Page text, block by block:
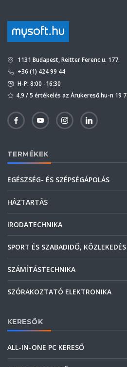
1131 Budapest, Reitter Ferenc u. 177.
+36 (1) 424 99 44
H-P: 8:00 -16:30
4,9 / 5 értékelés az Árukereső.hu-n 19
TERMÉKEK
EGÉSZSÉG- ÉS SZÉPSÉGÁPOLÁS
HÁZTARTÁS
IRODATECHNIKA
SPORT ÉS SZABADIDŐ, KÖZLEKEDÉS
SZÁMÍTÁSTECHNIKA
SZÓRAKOZTATÓ ELEKTRONIKA
KERESŐK
ALL-IN-ONE PC KERESŐ